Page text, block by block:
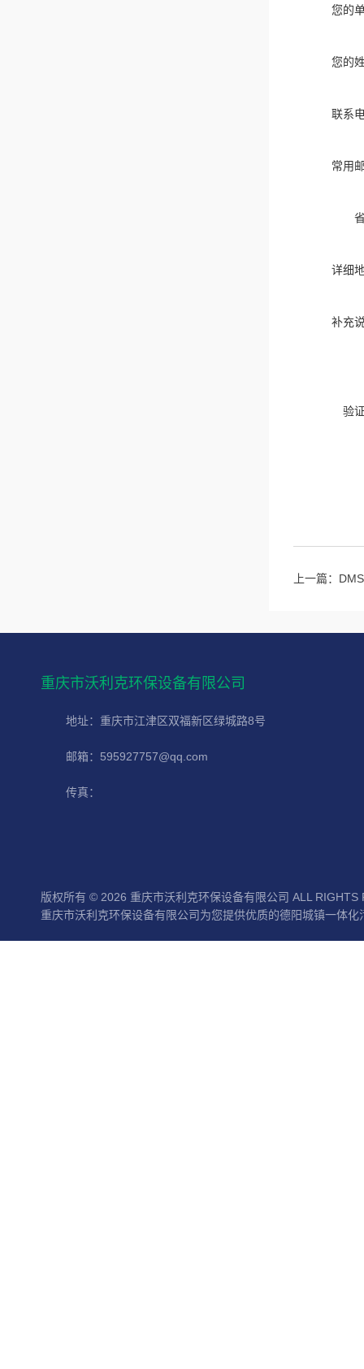
您的
您的
联系
常用
详细
补充
验
上一篇：
重庆市沃利克环保设备有限公司
地址：重庆市江津区双福新区绿城路8号
邮箱：595927757@qq.com
传真：
版权所有 © 2026 重庆市沃利克环保设备有限公司 ALL RIGHTS
重庆市沃利克环保设备有限公司为您提供优质的德阳城镇一体